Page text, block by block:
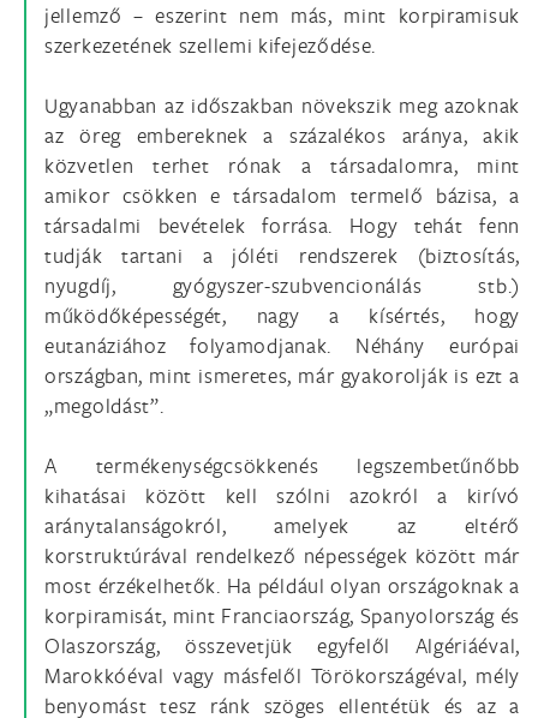
jellemző – eszerint nem más, mint korpiramisuk
szerkezetének szellemi kifejeződése.
Ugyanabban az időszakban növekszik meg azoknak
az öreg embereknek a százalékos aránya, akik
közvetlen terhet rónak a társadalomra, mint
amikor csökken e társadalom termelő bázisa, a
társadalmi bevételek forrása. Hogy tehát fenn
tudják tartani a jóléti rendszerek (biztosítás,
nyugdíj, gyógyszer-szubvencionálás stb.)
működőképességét, nagy a kísértés, hogy
eutanáziához folyamodjanak. Néhány európai
országban, mint ismeretes, már gyakorolják is ezt a
„megoldást”.
A termékenységcsökkenés legszembetűnőbb
kihatásai között kell szólni azokról a kirívó
aránytalanságokról, amelyek az eltérő
korstruktúrával rendelkező népességek között már
most érzékelhetők. Ha például olyan országoknak a
korpiramisát, mint Franciaország, Spanyolország és
Olaszország, összevetjük egyfelől Algériáéval,
Marokkóéval vagy másfelől Törökországéval, mély
benyomást tesz ránk szöges ellentétük és az a